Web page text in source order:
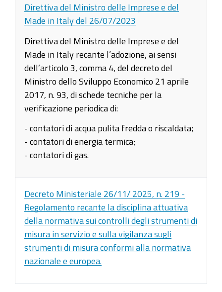
Direttiva del Ministro delle Imprese e del
Made in Italy del 26/07/2023
Direttiva del Ministro delle Imprese e del
Made in Italy recante l’adozione, ai sensi
dell’articolo 3, comma 4, del decreto del
Ministro dello Sviluppo Economico 21 aprile
2017, n. 93, di schede tecniche per la
verificazione periodica di:
- contatori di acqua pulita fredda o riscaldata;
- contatori di energia termica;
- contatori di gas.
Decreto Ministeriale 26/11/ 2025, n. 219 -
Regolamento recante la disciplina attuativa
della normativa sui controlli degli strumenti di
misura in servizio e sulla vigilanza sugli
strumenti di misura conformi alla normativa
nazionale e europea.